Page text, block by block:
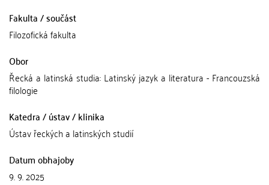
Fakulta / součást
Filozofická fakulta
Obor
Řecká a latinská studia: Latinský jazyk a literatura - Francouzská
filologie
Katedra / ústav / klinika
Ústav řeckých a latinských studií
Datum obhajoby
9. 9. 2025